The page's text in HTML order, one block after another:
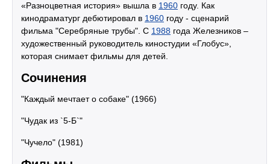
«Разноцветная история» вышла в 1960 году. Как
кинодраматург дебютировал в 1960 году - сценарий
фильма "Серебряные трубы". С 1988 года Железников –
художественный руководитель киностудии «Глобус»,
которая снимает фильмы для детей.
Сочинения
"Каждый мечтает о собаке" (1966)
"Чудак из `5-Б`"
"Чучело" (1981)